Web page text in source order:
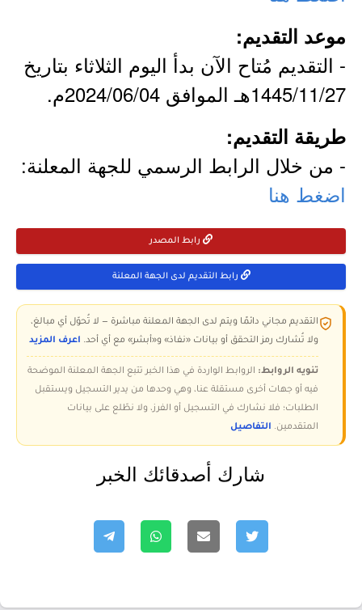
موعد التقديم:
- التقديم مُتاح الآن بدأ اليوم الثلاثاء بتاريخ
1445/11/27هـ الموافق 2024/06/04م.
طريقة التقديم:
- من خلال الرابط الرسمي للجهة المعلنة:
اضغط هنا
رابط المصدر
رابط التقديم لدى الجهة المعلنة
التقديم مجاني دائمًا ويتم لدى الجهة المعلنة مباشرة — لا تُحوّل أي مبالغ،
ولا تُشارك رمز التحقق أو بيانات «نفاذ» و«أبشر» مع أي أحد. اعرف المزيد
تنويه الروابط: الروابط الواردة في هذا الخبر تتبع الجهة المعلنة الموضحة
فيه أو جهات أخرى مستقلة عنا، وهي وحدها من يدير التسجيل ويستقبل
الطلبات؛ فلا نشارك في التسجيل أو الفرز، ولا نطّلع على بيانات
المتقدمين. التفاصيل
شارك أصدقائك الخبر